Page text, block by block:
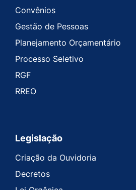
Convênios
Gestão de Pessoas
Planejamento Orçamentário
Processo Seletivo
RGF
RREO
Legislação
Criação da Ouvidoria
Decretos